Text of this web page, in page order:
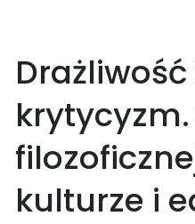
Drażliwość
kulturze i